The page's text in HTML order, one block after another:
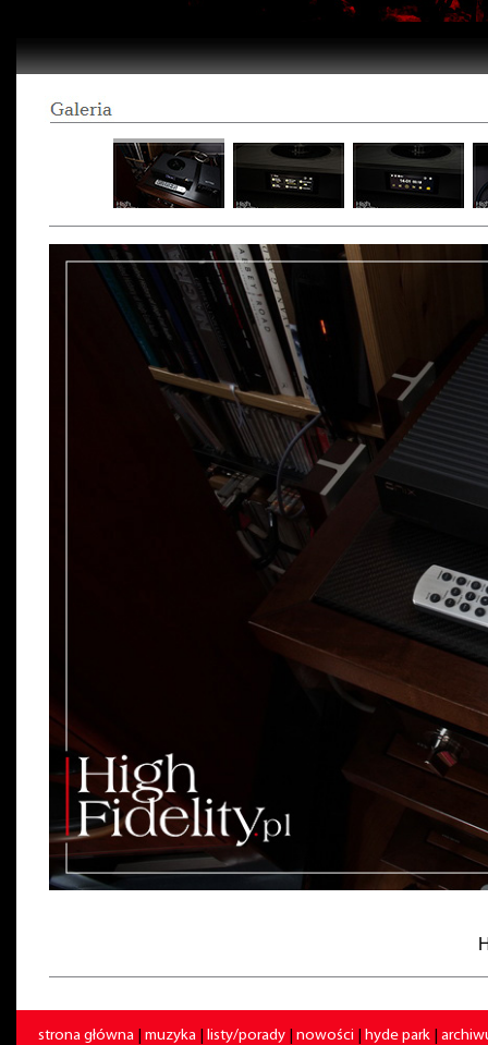
strona główna muzyka listy/porady nowości hyde park